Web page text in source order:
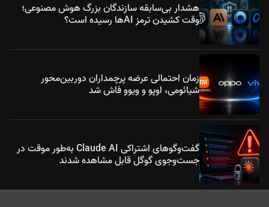
هشدار بی‌سابقه سازندگان بزرگ هوش مصنوعی؛
وقت کشیدن ترمز AIها رسیده است؟
زمان احتمالی عرضه پرچمداران دوربین‌محور
شیائومی، اوپو و ویوو فاش شد
گفت‌وگوهای اشتراکی Claude AI به‌طور موقت در
جست‌وجوی گوگل قابل مشاهده شدند